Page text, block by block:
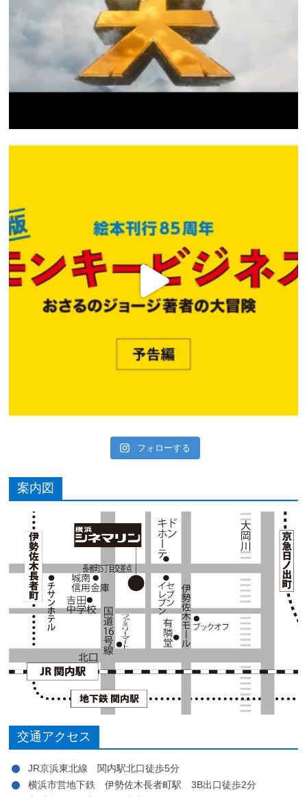
フォローする
案内図
交通アクセス
JR京浜東北線 関内駅北口徒歩5分
横浜市営地下鉄 伊勢佐木長者町駅 3B出口徒歩2分